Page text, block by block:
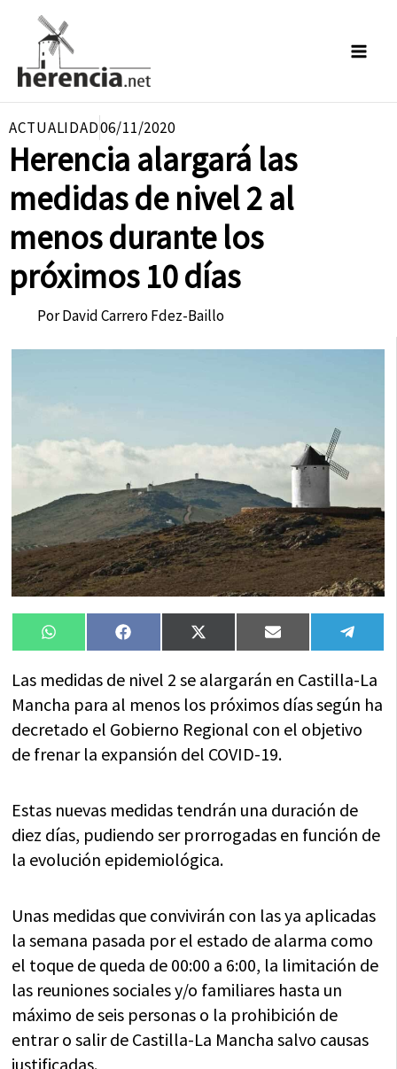
contenido
ACTUALIDAD06/11/2020
Herencia alargará las
medidas de nivel 2 al
menos durante los
próximos 10 días
PorDavid Carrero Fdez-Baillo
Compartir
en
WhatsAppCompartir
en
FacebookCompartir
en
X
(Twitter)
Compartir
en
Email
en
Las medidas de nivel 2 se alargarán en Castilla-La
Mancha para al menos los próximos días según ha
decretado el Gobierno Regional con el objetivo
de frenar la expansión del COVID-19.
Estas nuevas medidas tendrán una duración de
diez días, pudiendo ser prorrogadas en función de
la evolución epidemiológica.
Unas medidas que convivirán con las ya aplicadas
la semana pasada por el estado de alarma como
el toque de queda de 00:00 a 6:00, la limitación de
las reuniones sociales y/o familiares hasta un
máximo de seis personas o la prohibición de
entrar o salir de Castilla-La Mancha salvo causas
justificadas.